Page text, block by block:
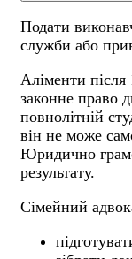
Подати
служби або
Аліменти
законне право
повнолітній
він не може
Юридично
результату.
Сімейний